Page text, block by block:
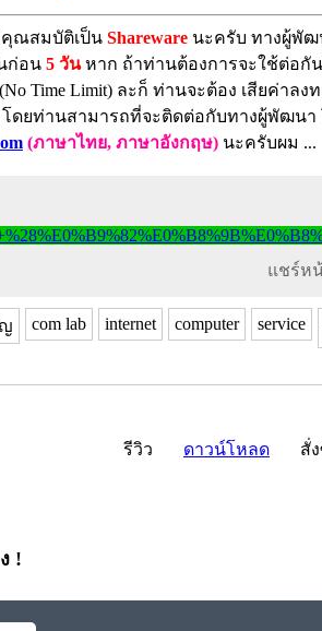
ณสมบัติเป็น Shareware นะครับ ทางผู้พัฒน
ก่อน 5 วันหาก ถ้าท่านต้องการจะใช้ต่อกัน
Time Limit) ละก็ ท่านจะต้อง เสียค่าลงท
โดยท่านสามารถที่จะติดต่อกับทางผู้พัฒนา
(ภาษาไทย, ภาษาอังกฤษ) นะครับผม ...
แชร์ห
com lab internet computer service
รีวิว ดาวน์โหลด สั่
!